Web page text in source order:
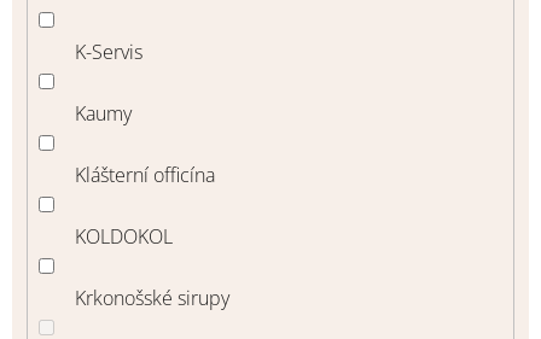
K-Servis
Kaumy
Klášterní officína
KOLDOKOL
Krkonošské sirupy